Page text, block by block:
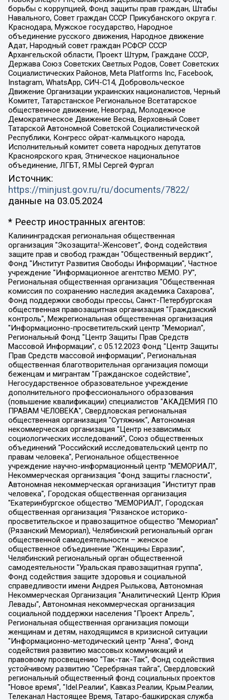
борьбы с коррупцией, Фонд защиты прав граждан, Штабы
Навального, Совет граждан СССР Прикубанского округа г.
Краснодара, Мужское государство, Народное
объединение русского движения, Народное движение
Адат, Народный совет граждан РСФСР СССР
Архангельской области, Проект Штурм, Граждане СССР,
Держава Союз Советских Светлых Родов, Совет Советских
Социалистических Районов, Meta Platforms Inc, Facebook,
Instagram, WhatsApp, СИЧ-С14, Добровольческое
Движение Организации украинских националистов, Черный
Комитет, Татарстанское Региональное Всетатарское
общественное движение, Невоград, Молодежное
Демократическое Движение Весна, Верховный Совет
Татарской Автономной Советской Социалистической
Республики, Конгресс ойрат-калмыцкого народа,
Исполнительный комитет совета народных депутатов
Красноярского края, Этническое национальное
объединение, ЛГБТ, Я.МЫ Сергей Фургал
Источник:
https://minjust.gov.ru/ru/documents/7822/
данные на 03.05.2024
* Реестр иностранных агентов:
Калининградская региональная общественная организация "Экозащита!-Женсовет", Фонд содействия защите прав и свобод граждан "Общественный вердикт", Фонд "Институт Развития Свободы Информации", Частное учреждение "Информационное агентство МЕМО. РУ", Региональная общественная организация "Общественная комиссия по сохранению наследия академика Сахарова", Фонд поддержки свободы прессы, Санкт-Петербургская общественная правозащитная организация "Гражданский контроль", Межрегиональная общественная организация "Информационно-просветительский центр "Мемориал", Региональный Фонд "Центр Защиты Прав Средств Массовой Информации", с 05.12.2023 Фонд "Центр Защиты Прав Средств массовой информации", Региональная общественная благотворительная организация помощи беженцам и мигрантам "Гражданское содействие", Негосударственное образовательное учреждение дополнительного профессионального образования (повышение квалификации) специалистов "АКАДЕМИЯ ПО ПРАВАМ ЧЕЛОВЕКА", Свердловская региональная общественная организация "Сутяжник", Автономная некоммерческая организация "Центр независимых социологических исследований", Союз общественных объединений "Российский исследовательский центр по правам человека", Региональное общественное учреждение научно-информационный центр "МЕМОРИАЛ", Некоммерческая организация "Фонд защиты гласности", Автономная некоммерческая организация "Институт прав человека", Городская общественная организация "Екатеринбургское общество "МЕМОРИАЛ", Городская общественная организация "Рязанское историко-просветительское и правозащитное общество "Мемориал" (Рязанский Мемориал), Челябинский региональный орган общественной самодеятельности – женское общественное объединение "Женщины Евразии", Челябинский региональный орган общественной самодеятельности "Уральская правозащитная группа", Фонд содействия защите здоровья и социальной справедливости имени Андрея Рылькова, Автономная Некоммерческая Организация "Аналитический Центр Юрия Левады", Автономная некоммерческая организация социальной поддержки населения "Проект Апрель", Региональная общественная организация помощи женщинам и детям, находящимся в кризисной ситуации "Информационно-методический центр "Анна", Фонд содействия развитию массовых коммуникаций и правовому просвещению "Так-так-Так", Фонд содействия устойчивому развитию "Серебряная тайга", Свердловский региональный общественный фонд социальных проектов "Новое время", "Idel.Реалии", Кавказ.Реалии, Крым.Реалии, Телеканал Настоящее Время, Татаро-башкирская служба Радио Свобода (Azatliq Radiosi), Радио Свободная Европа/Радио Свобода (PCE/PC), "Сибирь.Реалии", "Фактограф", Благотворительный фонд помощи осужденным и их семьям, Автономная некоммерческая организация "Институт глобализации и социальных движений", Фонд "В защиту прав заключенных", Частное учреждение "Центр поддержки и содействия развитию средств массовой информации", Пензенский региональный общественный благотворительный фонд "Гражданский союз", "Север.Реалии", Некоммерческая организация Фонд "Правовая инициатива", Общество с ограниченной ответственностью "Радио Свободная Европа/Радио Свобода", Чешское информационное агентство "MEDIUM-ORIENT", Красноярская региональная общественная организация "Мы против СПИДа", Камалягин Денис Николаевич, Маркелов Сергей Евгеньевич, Пономарев Лев Александрович, Савицкая Людмила Алексеевна, Автономная некоммерческая организация "Центр по работе с проблемой насилия "НАСИЛИЮ.НЕТ", Межрегиональный профессиональный союз работников здравоохранения "Альянс врачей", Юридическое лицо, зарегистрированное в Латвийской Республике, SIA "Medusa Project" (регистрационный номер 40103797863, дата регистрации 10.06.2014), Некоммерческая организация "Фонд по борьбе с коррупцией", Автономная некоммерческая организация "Институт права и публичной политики", Баданин Роман Сергеевич, Гликин Максим Александрович, Железнова Мария Михайловна, Лукьянова Юлия Сергеевна, Маетная Елизавета Витальевна, Маняхин Петр Борисович, Чуракова Ольга Владимировна, Ярош Юлия Петровна, Юридическое лицо "The Insider SIA", зарегистрированное в Риге, Латвийская Республика (дата регистрации 26.06.2015), являющееся администратором доменного имени интернет-издания "The Insider SIA", https://theins.ru, Постернак Алексей Евгеньевич, Рубин Михаил Аркадьевич, Анин Роман Александрович, Юридическое лицо Istories fonds, зарегистрированное в Латвийской Республике (регистрационный номер 50008295751, дата регистрации 24.02.2020), Великовский Дмитрий Александрович, Долинина Ирина Николаевна, Мароховская Алеся Алексеевна, Шлейнов Роман Юрьевич, Шмагун Олеся Валентиновна, Общество с ограниченной ответственностью "Альтаир 2021", Общество с ограниченной ответственностью "Вега 2021", Общество с ограниченной ответственностью "Главный редактор 2021", Общество с ограниченной ответственностью "Ромашки монолит", Важенков Артем Валерьевич, Ивановская областная общественная организация "Центр гендерных исследований", Гурман Юрий Альбертович, Медиапроект "ОВД-Инфо", Егоров Владимир Владимирович, Жилинский Владимир Александрович, Общество с ограниченной ответственностью "ЗП", Иванова София Юрьевна, Карезина Инна Павловна, Кильтау Екатерина Викторовна, Петров Алексей Викторович, Пискунов Сергей Евгеньевич, Смирнов Сергей Сергеевич, Тихонов Михаил Сергеевич, Общество с ограниченной ответственностью "ЖУРНАЛИСТ-ИНОСТРАННЫЙ АГЕНТ", Арапова Галина Юрьевна, Вольтская Татьяна Анатольевна, Американская компания "Mason G.E.S. Anonymous Foundation" (США), являющаяся владельцем интернет-издания https://mnews.world/, Компания "Stichting Bellingcat", зарегистрированная в Нидерландах (дата регистрации 11.07.2018), Захаров Андрей Вячеславович, Клепиковская Екатерина Дмитриевна, Общество с ограниченной ответственностью "МЕМО", Перл Роман Александрович, Симонов Евгений Алексеевич, Соловьева Елена Анатольевна, Сотников Даниил Владимирович, Сурначева Елизавета Дмитриевна, Автономная некоммерческая организация по защите прав человека и информированию населения "Якутия – Наше Мнение", Общество с ограниченной ответственностью "Москоу диджитал медиа", с 26.01.2023 Общество с ограниченной ответственностью "Чайка Белые сады", Ветошкина Валерия Валерьевна, Заговора Максим Александрович, Межрегиональное общественное движение "Российская ЛГБТ - сеть", Оленичев Максим Владимирович, Павлов Иван Юрьевич, Скворцова Елена Сергеевна, Общество с ограниченной ответственностью "Как бы инагент", Кочетков Игорь Викторович, Общество с ограниченной ответственностью "Честные выборы", Еланчик Олег Александрович, Общество с ограниченной ответственностью "Нобелевский призыв", Гималова Регина Эмилевна, Григорьев Андрей Валерьевич, Григорьева Алина Александровна, Ассоциация по содействию защите прав призывников, альтернативнослужащих и военнослужащих "Правозащитная группа "Гражданин.Армия.Право", Хисамова Регина Фаритовна, Автономная некоммерческая организация по реализации социально-правовых программ "Лилит", Дальневосточное общественное движение "Маяк", Санкт-Петербургская ЛГБТ-инициативная группа "Выход", Инициативная группа ЛГБТ+ "Реверс", Алексеев Андрей Викторович, Бекбулатова Таисия Львовна, Беляев Иван Михайлович, Владыкина Елена Сергеевна, Гельман Марат Александрович, Никульшина Вероника Юрьевна, Толоконникова Надежда Андреевна, Шендерович Виктор Анатольевич, Общество с ограниченной ответственностью "Данное сообщение", Общество с ограниченной ответственностью Издательский дом "Новая глава", Айнбиндер Александра Александровна, Московский комьюнити-центр для ЛГБТ+инициатив, Благотворительный фонд развития филантропии, Deutsche Welle (Германия, Kurt-Schumacher-Strasse 3, 53113 Bonn), Борзунова Мария Михайловна, Воробьев Виктор Викторович, Голубева Анна Львовна, Константинова Алла Михайловна, Малкова Ирина Владимировна, Мурадов Мурад Абдулгалимович, Осетинская Елизавета Николаевна, Понасенков Евгений Николаевич, Ганапольский Матвей Юрьевич, Киселев Евгений Алексеевич, Борухович Ирина Григорьевна, Дремин Иван Тимофеевич, Дубровский Дмитрий Викторович, Красноярская региональная общественная организация поддержки и развития альтернативных образовательных технологий и межкультурных коммуникаций "ИНТЕРРА", Маяковская Екатерина Алексеевна, Фейгин Марк Захарович, Филимонов Андрей Викторович, Дзугкоева Регина Николаевна, Доброхотов Роман Александрович, Дудь Юрий Александрович, Елкин Сергей Владимирович, Кругликов Кирилл Игоревич, Сабунаева Мария Леонидовна, Семенов Алексей Владимирович, Шаинян Карен Багратович, Шульман Екатерина Михайловна, Асафьев Артур Валерьевич, Вахштайн Виктор Семенович, Венедиктов Алексей Алексеевич, Лушникова Екатерина Евгеньевна, Волков Леонид Михайлович, Невзоров Александр Глебович, Пархоменко Сергей Борисович, Сироткин Ярослав Николаевич, Кара-Мурза Владимир Владимирович, Баранова Наталья Владимировна, Гозман Леонид Яковлевич, Кагарлицкий Борис Юльевич, Климарев Михаил Валерьевич, Милов Владимир Станиславович, Автономная некоммерческая организация Краснодарский центр современного искусства "Типография", Моргенштерн Алишер Тагирович, Соболь Любовь Эдуардовна, Общество с ограниченной ответственностью "ЛИЗА НОРМ", Каспаров Гарри Кимович, Ходорковский Михаил Борисович, Общество с ограниченной ответственностью "Апрельские тезисы", Данилович Ирина Брониславовна, Кашин Олег Владимирович, Петров Николай Владимирович, Пивоваров Алексей Владимирович, Соколов Михаил Владимирович, Цветкова Юлия Владимировна, Чичваркин Евгений Александрович, Комитет против пыток/Команда против пыток, Общество с ограниченной ответственностью "Первый научный", Общество с ограниченной ответственностью "Вертолет и ко", Белоцерковская Вероника Борисовна, Кац Максим Евгеньевич, Лазарева Татьяна Юрьевна, Шаведдинов Руслан Табризович, Яшин Илья Валерьевич, Общество с ограниченной ответственностью "Иноагент ААВ", Алешковский Дмитрий Петрович, Альбац Евгения Марковна, Быков Дмитрий Львович, Галямина Юлия Евгеньевна, Лойко Сергей Леонидович, Мартынов Кирилл Константинович, Медведев Сергей Александрович, Крашенинников Федор Геннадиевич, Гордеева Катерина Вл